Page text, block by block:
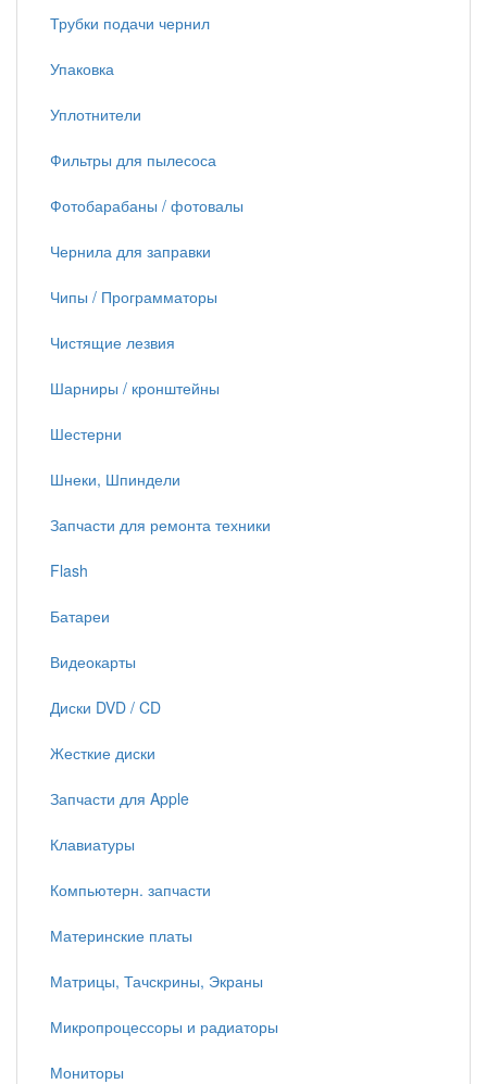
Трубки подачи чернил
Упаковка
Уплотнители
Фильтры для пылесоса
Фотобарабаны / фотовалы
Чернила для заправки
Чипы / Программаторы
Чистящие лезвия
Шарниры / кронштейны
Шестерни
Шнеки, Шпиндели
Запчасти для ремонта техники
Flash
Батареи
Видеокарты
Диски DVD / CD
Жесткие диски
Запчасти для Apple
Клавиатуры
Компьютерн. запчасти
Материнские платы
Матрицы, Тачскрины, Экраны
Микропроцессоры и радиаторы
Мониторы